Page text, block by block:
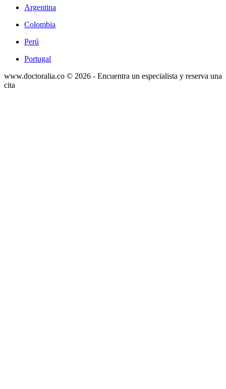
Argentina
Colombia
Perú
Portugal
www.doctoralia.co © 2026 - Encuentra un especialista y reserva una
cita